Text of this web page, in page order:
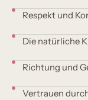
Respekt und
Die natürliche
Richtung und
Vertrauen